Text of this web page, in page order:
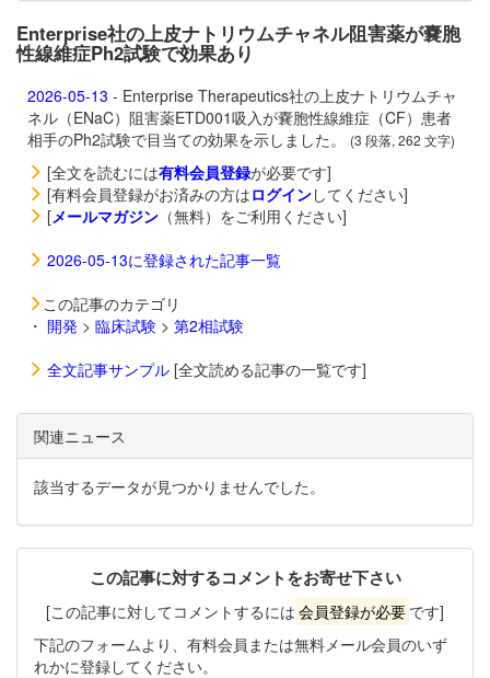
Enterprise社の上皮ナトリウムチャネル阻害薬が嚢胞
性線維症Ph2試験で効果あり
2026-05-13 - Enterprise Therapeutics社の上皮ナトリウムチャ
ネル（ENaC）阻害薬ETD001吸入が嚢胞性線維症（CF）患者
相手のPh2試験で目当ての効果を示しました。
(3 段落, 262 文字)
[全文を読むには有料会員登録が必要です]
[有料会員登録がお済みの方はログインしてください]
[メールマガジン （無料）をご利用ください]
2026-05-13に登録された記事一覧
この記事のカテゴリ
・ 開発 > 臨床試験 > 第2相試験
全文記事サンプル [全文読める記事の一覧です]
関連ニュース
該当するデータが見つかりませんでした。
この記事に対するコメントをお寄せ下さい
[この記事に対してコメントするには 会員登録が必要 です]
下記のフォームより、有料会員または無料メール会員のいず
れかに登録してください。